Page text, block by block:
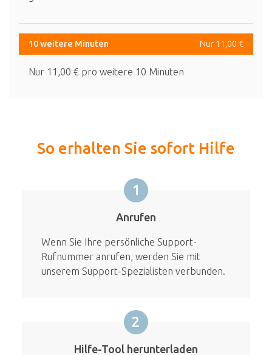
10 weitere Minuten Nur 11,00 €
Nur 11,00 € pro weitere 10 Minuten
So erhalten Sie sofort Hilfe
1
Anrufen
Wenn Sie Ihre persönliche Support-
Rufnummer anrufen, werden Sie mit
unserem Support-Spezialisten verbunden.
2
Hilfe-Tool herunterladen